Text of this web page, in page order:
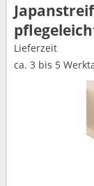
Lieferzeit
ca. 3 bis 5